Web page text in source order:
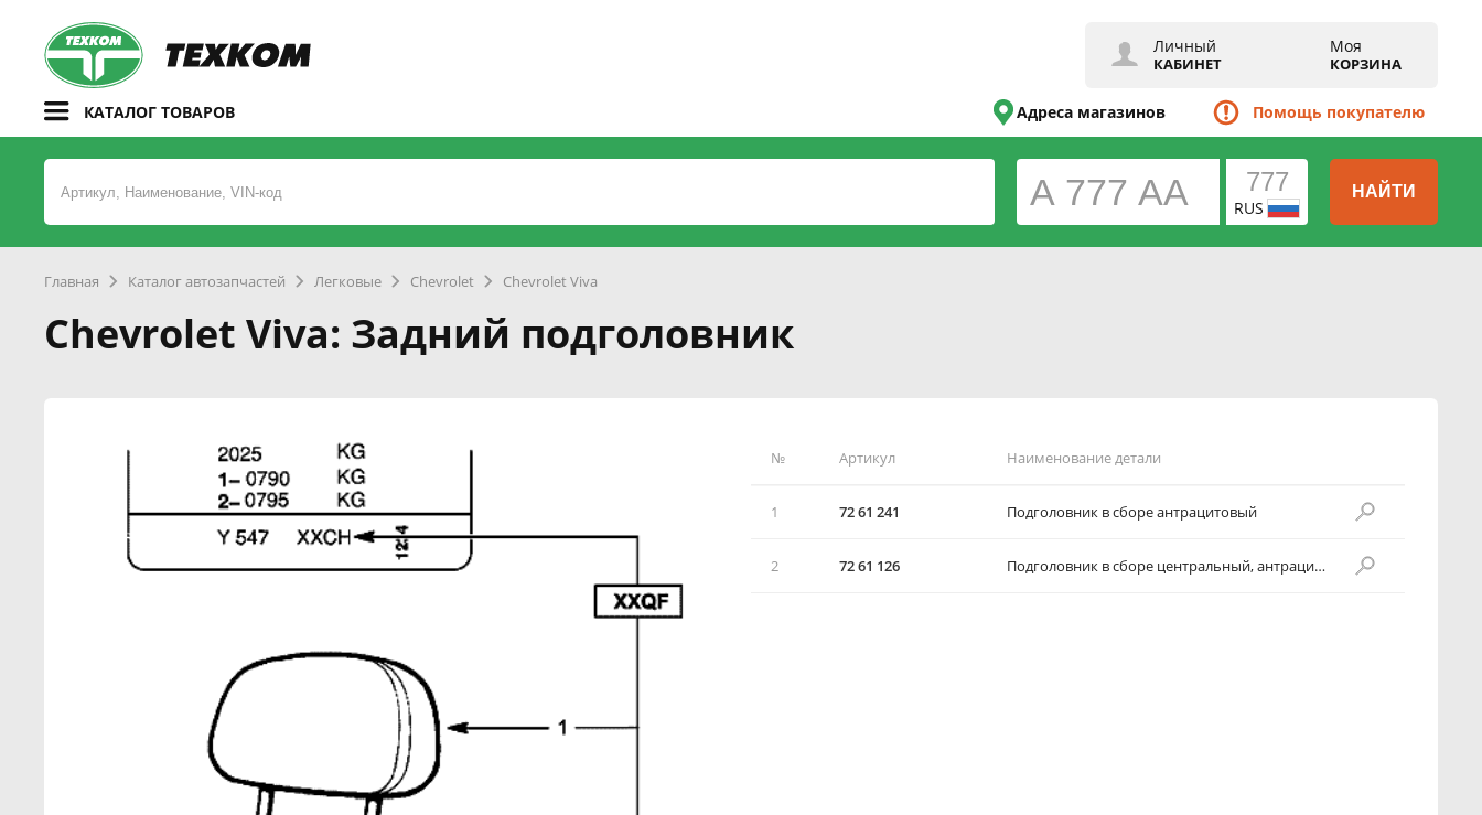
Личный
КАБИНЕТ
Моя
КОРЗИНА
КАТАЛОГ ТОВАРОВ Адреса магазинов Помощь покупателю
RUS
НАЙТИ
Главная Каталог автозапчастей Легковые Chevrolet Chevrolet Viva
Chevrolet Viva: Задний подголовник
№ Артикул Наименование детали
1 72 61 241 Подголовник в сборе антрацитовый
2 72 61 126 Подголовник в сборе центральный, антрацитовый